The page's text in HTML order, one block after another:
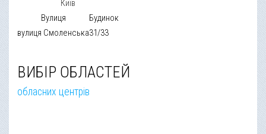
Київ
Вулиця
Будинок
вулиця Смоленська31/33
ВИБІР ОБЛАСТЕЙ
обласних центрів